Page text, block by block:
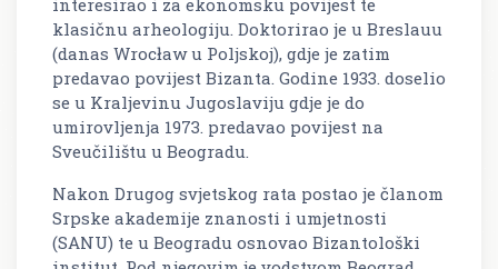
interesirao i za ekonomsku povijest te
klasičnu arheologiju. Doktorirao je u Breslauu
(danas Wrocław u Poljskoj), gdje je zatim
predavao povijest Bizanta. Godine 1933. doselio
se u Kraljevinu Jugoslaviju gdje je do
umirovljenja 1973. predavao povijest na
Sveučilištu u Beogradu.
Nakon Drugog svjetskog rata postao je članom
Srpske akademije znanosti i umjetnosti
(SANU) te u Beogradu osnovao Bizantološki